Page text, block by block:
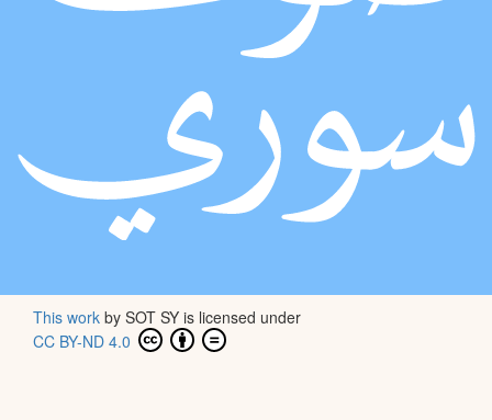
This work by SOT SY is licensed under
CC BY-ND 4.0